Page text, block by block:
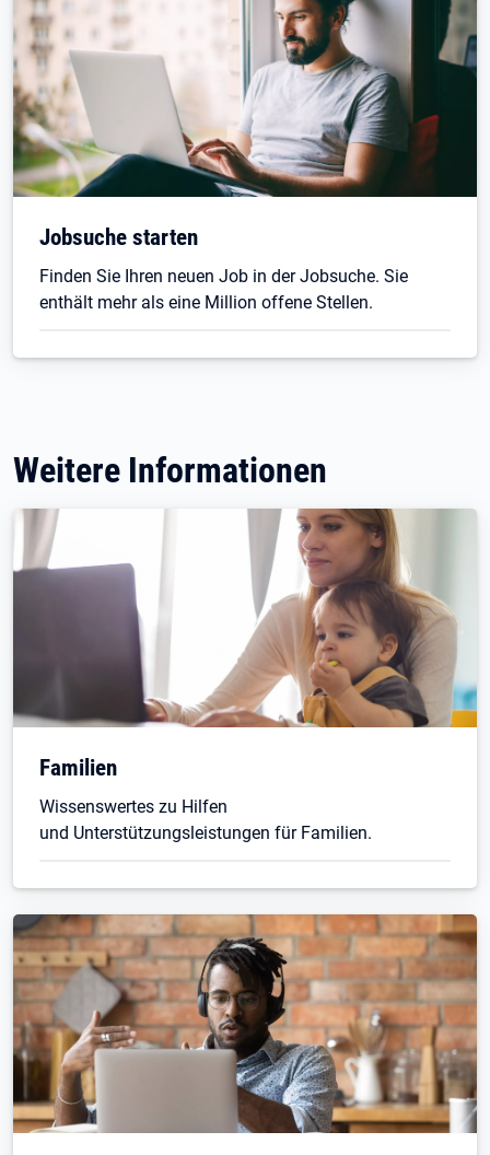
Jobsuche starten
Finden Sie Ihren neuen Job in der Jobsuche. Sie
enthält mehr als eine Million offene Stellen.
Weitere Informationen
Familien
Wissenswertes zu Hilfen
und Unterstützungsleistungen für Familien.